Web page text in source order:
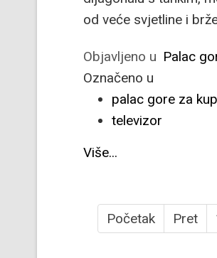
od veće svjetline i
Objavljeno u Palac
Označeno u
palac gore za
televizor
Više...
Početak Pret